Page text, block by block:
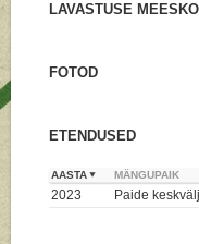
LAVASTUSE
FOTOD
ETENDUSED
AASTA MÄNGUPAIK
2023 Paide